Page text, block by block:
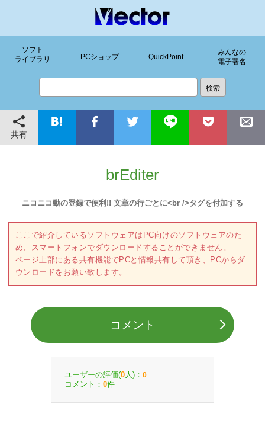
ソフト
ライブラリ
PCショップ QuickPoint
みんなの
電子署名
共有
brEditer
ニコニコ動の登録で便利!! 文章の行ごとに<br />タグを付加する
ここで紹介しているソフトウェアはPC向けのソフトウェアのた
め、スマートフォンでダウンロードすることができません。
ページ上部にある共有機能でPCと情報共有して頂き、PCからダ
ウンロードをお願い致します。
コメント
ユーザーの評価(0 人)： 0
コメント： 0件